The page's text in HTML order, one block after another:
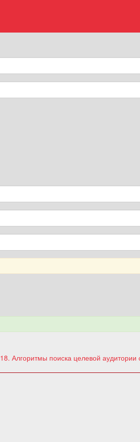
18. Алгоритмы поиска целевой